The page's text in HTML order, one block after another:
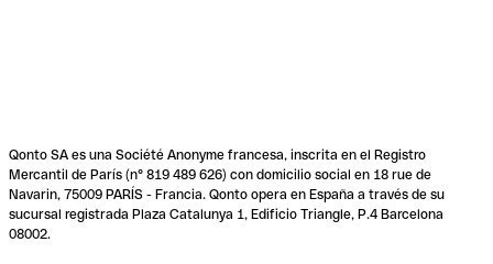
Qonto SA es una Société Anonyme francesa, inscrita en el Registro
Mercantil de París (n° 819 489 626) con domicilio social en 18 rue de
Navarin, 75009 PARÍS - Francia. Qonto opera en España a través de su
sucursal registrada Plaza Catalunya 1, Edificio Triangle, P.4 Barcelona
08002.